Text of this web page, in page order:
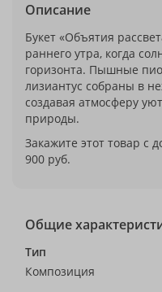
Описание
Букет «Объятия
раннего утра, когда
горизонта. Пышные
лизиантус собраны в
создавая атмосферу
природы.
Закажите этот товар с
900 руб.
Общие
Тип
Композиция